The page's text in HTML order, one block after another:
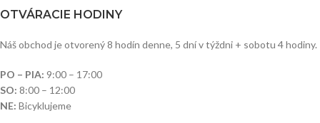
OTVÁRACIE HODINY
Náš obchod je otvorený 8 hodín denne, 5 dní v týždni + sobotu 4 hodiny.
PO – PIA: 9:00 – 17:00
SO: 8:00 – 12:00
NE: Bicyklujeme